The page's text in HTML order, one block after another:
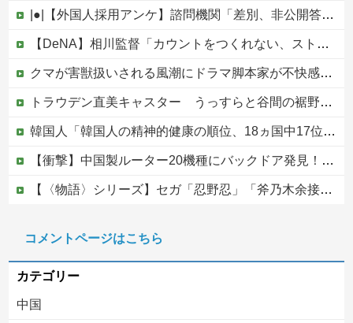
|●|【外国人採用アンケ】諮問機関「差別、非公開答申」三重県「差別に当たらず、公表する方針を決定した」
【DeNA】相川監督「カウントをつくれない、ストライクを投げられない」ビド２軍再調整を明言他
クマが害獣扱いされる風潮にドラマ脚本家が不快感、「何度もクマに会ったことがあるけど全然怖くなかった」と主張しており……
トラウデン直美キャスター うっすらと谷間の裾野！！【GIF動画あり】
韓国人「韓国人の精神的健康の順位、18ヵ国中17位に・・・」→「日本に勝った！！！！！」
【衝撃】中国製ルーター20機種にバックドア発見！ ネットに繋ぐだけで35秒ごとに中国のサーバーと通信
【〈物語〉シリーズ】セガ「忍野忍」「斧乃木余接」プライズフィギュア【彩色原型公開】
【移民政策反対】イオンの売り場で唐揚げを食う中国人の子供
コメントページはこちら
カテゴリー
中国